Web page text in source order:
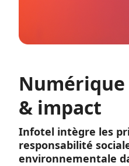
& impact
Infotel intègre les
responsabilité
environnementale